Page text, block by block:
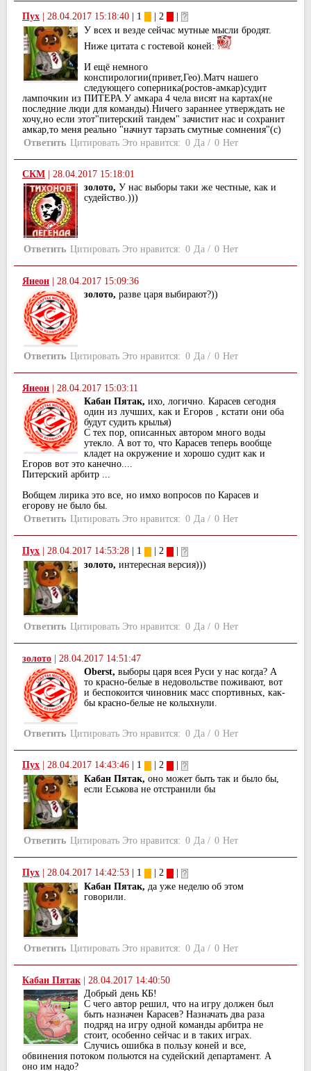
Пух | 28.04.2017 15:18:40 | 1 | 2
|
У всех и везде сейчас мутные мысли бродят.
Ниже цитата с гостевой коней:
И ещё немного
конспирологии(привет,Гео).Матч нашего
следующего соперника(ростов-амкар)судит
лампочкин из ПИТЕРА.У амкара 4 чела висят на картах(не
последние люди для команды).Ничего зараннее утверждать не
хочу,но если этот"питерский тандем" зачистит нас и сохранит
амкар,то меня реально "начнут тарзать смутные сомнения"(с)
Ответить Цитировать Это нравится: 0 Да / 0 Нет
СКМ
28.04.2017 15:18:01
золото, У нас выборы таки же честные, как и
судейство.)))
Ответить Цитировать Это нравится: 0 Да / 0 Нет
Янеон
28.04.2017 15:09:36
золото, разве царя выбирают?))
Ответить Цитировать Это нравится: 0 Да / 0 Нет
Янеон
28.04.2017 15:03:11
Кабан Пятак, ихо, логично. Карасев сегодня
один из лучших, как и Егоров , кстати они оба
будут судить крылья)
С тех пор, описанных автором много воды
утекло. А вот то, что Карасев теперь вообще
кладет на окружение и хорошо судит как и
Егоров вот это канечно....
Питерский арбитр ...
Вобщем лирика это все, но имхо вопросов по Карасев и
егорову не было бы.
Ответить Цитировать Это нравится: 0 Да / 0 Нет
Пух 28.04.2017 14:53:28 | 1 | 2
золото, интересная версия)))
Ответить Цитировать Это нравится: 0 Да / 0 Нет
золото | 28.04.2017 14:51:47
Oberst, выборы царя всея Руси у нас когда? А
то красно-белые в недовольстве поживают, вот
и беспокоится чиновник масс спортивных, как-
бы красно-белые не колыхнули.
Ответить Цитировать Это нравится: 0 Да / 0 Нет
Пух 28.04.2017 14:43:46 | 1 | 2
Кабан Пятак, оно может быть так и было бы,
если Еськова не отстранили бы
Ответить Цитировать Это нравится: 0 Да / 0 Нет
Пух 28.04.2017 14:42:53 | 1 | 2
Кабан Пятак, да уже неделю об этом
говорили.
Ответить Цитировать Это нравится: 0 Да / 0 Нет
Кабан Пятак
28.04.2017 14:40:50
Добрый день КБ!
С чего автор решил, что на игру должен был
быть назначен Карасев? Назначать два раза
подряд на игру одной команды арбитра не
стоит, особенно сейчас и в таких играх.
Случись ошибка в пользу коней и все,
обвинения потоком польются на судейский департамент. А
оно им надо?